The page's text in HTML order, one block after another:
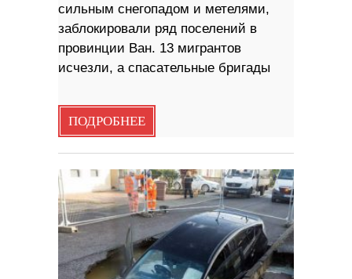
сильным снегопадом и метелями,
заблокировали ряд поселений в
провинции Ван. 13 мигрантов
исчезли, а спасательные бригады
ПОДРОБНЕЕ